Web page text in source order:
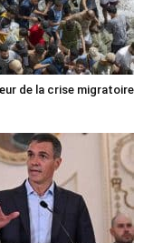
de la crise migratoire